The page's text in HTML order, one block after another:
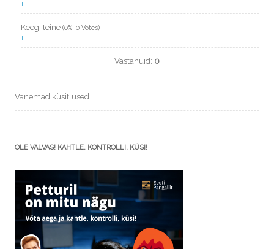
Keegi teine (0%, 0 Votes)
Vastanuid: 0
Vanemad küsitlused
OLE VALVAS! KAHTLE, KONTROLLI, KÜSI!